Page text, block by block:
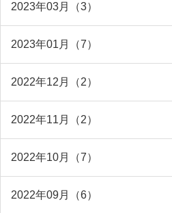
2023年03月（3）
2023年01月（7）
2022年12月（2）
2022年11月（2）
2022年10月（7）
2022年09月（6）